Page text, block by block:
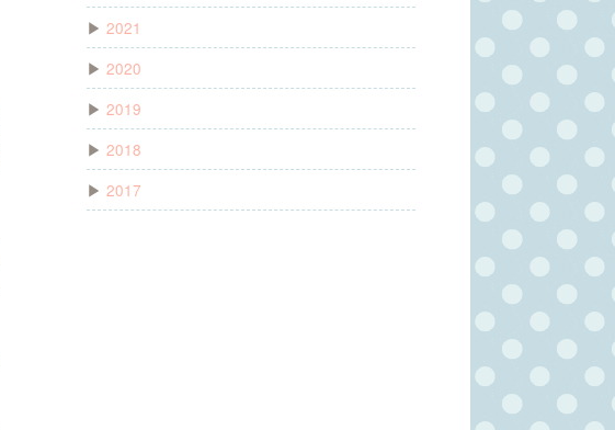
▶ 2021
▶ 2020
▶ 2019
▶ 2018
▶ 2017